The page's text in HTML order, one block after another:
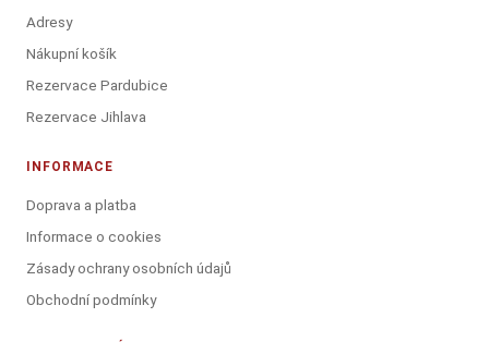
Adresy
Nákupní košík
Rezervace Pardubice
Rezervace Jihlava
INFORMACE
Doprava a platba
Informace o cookies
Zásady ochrany osobních údajů
Obchodní podmínky